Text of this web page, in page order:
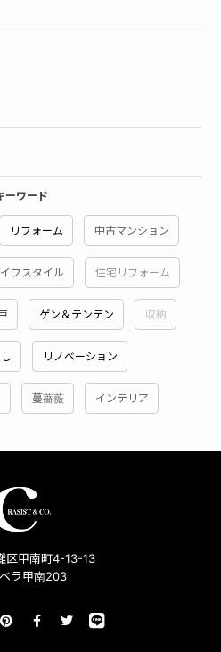
ーワード
リフォーム 中古マンション
フスタイル 住宅リフォーム
ゲン＆テンテン 収納
リノベーション
蔓薔薇 インテリア
区甲南町4-13-13
ラ甲南203